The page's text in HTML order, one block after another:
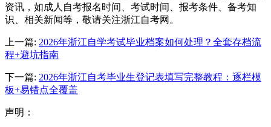
资讯，如成人自考报名时间、考试时间、报考条件、备考知
识、相关新闻等，敬请关注浙江自考网。
上一篇: 2026年浙江自学考试毕业档案如何处理？全套存档流
程+避坑指南
下一篇: 2026年浙江自考毕业生登记表填写完整教程：逐栏模
板+易错点全覆盖
声明：